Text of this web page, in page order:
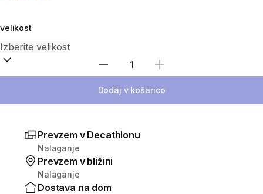
velikost
Izberite količino
Dodaj v košarico
Prevzem v Decathlonu
Nalaganje
Prevzem v bližini
Nalaganje
Dostava na dom